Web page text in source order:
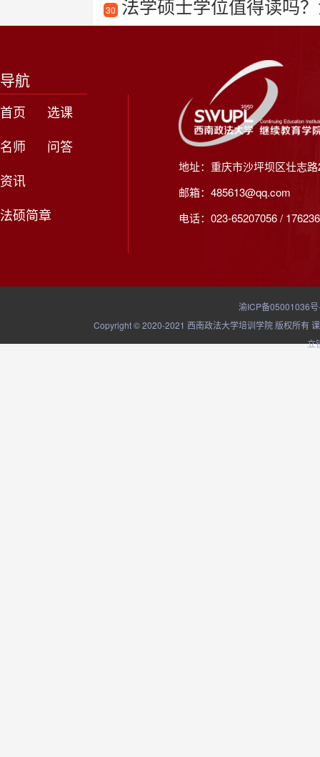
30 法学硕士学位值得读吗
导航
首页
选课
名师
问答
资讯
法硕简章
地址：重庆市沙坪坝区壮志
邮箱：485613@qq.com
电话：023-65207056 /
渝ICP备05001036
Copyright © 2020-2021 西南政法大学培训学院 版权所有
立